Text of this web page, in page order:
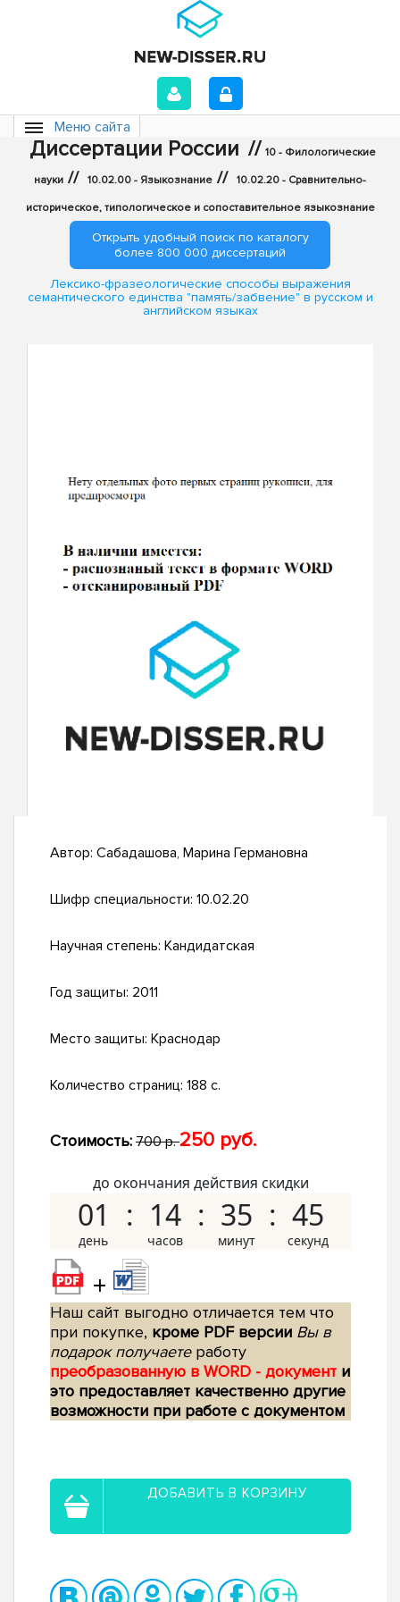
Меню сайта
Диссертации России // 10 - Филологические
науки // 10.02.00 - Языкознание // 10.02.20 - Сравнительно-
историческое, типологическое и сопоставительное языкознание
Открыть удобный поиск по каталогу
более 800 000 диссертаций
Лексико-фразеологические способы выражения
семантического единства "память/забвение" в русском и
английском языках
Автор: Сабадашова, Марина Германовна
Шифр специальности: 10.02.20
Научная степень: Кандидатская
Год защиты: 2011
Место защиты: Краснодар
Количество страниц: 188 с.
Стоимость: 700 р.250 руб.
до окончания действия скидки
01 14 35 44
+
Наш сайт выгодно отличается тем что
при покупке, кроме PDF версии Вы в
подарок получаетеработу
преобразованную в WORD - документ и
это предоставляет качественно другие
возможности при работе с документом
ДОБАВИТЬ В КОРЗИНУ